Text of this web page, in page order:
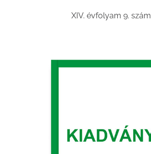
XIV. évfolyam 9. szám